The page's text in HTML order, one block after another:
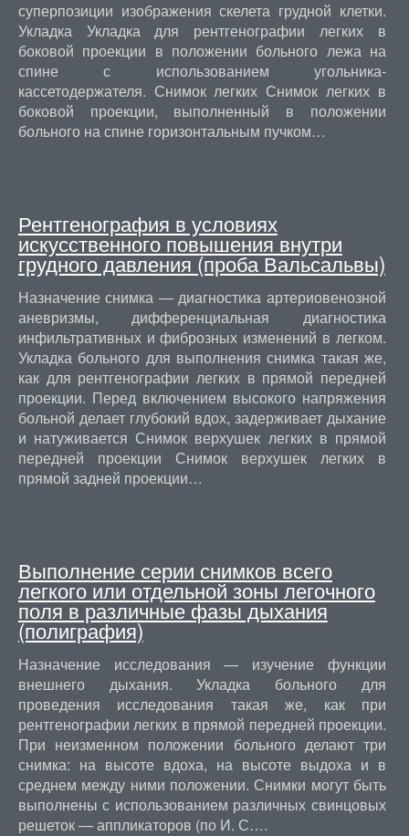
суперпозиции изображения скелета грудной клетки.
Укладка Укладка для рентгенографии легких в
боковой проекции в положении больного лежа на
спине с использованием угольника-
кассетодержателя. Снимок легких Снимок легких в
боковой проекции, выполненный в положении
больного на спине горизонтальным пучком…
Рентгенография в условиях
искусственного повышения внутри
грудного давления (проба Вальсальвы)
Назначение снимка — диагностика артериовенозной
аневризмы, дифференциальная диагностика
инфильтративных и фиброзных изменений в легком.
Укладка больного для выполнения снимка такая же,
как для рентгенографии легких в прямой передней
проекции. Перед включением высокого напряжения
больной делает глубокий вдох, задерживает дыхание
и натуживается Снимок верхушек легких в прямой
передней проекции Снимок верхушек легких в
прямой задней проекции…
Выполнение серии снимков всего
легкого или отдельной зоны легочного
поля в различные фазы дыхания
(полиграфия)
Назначение исследования — изучение функции
внешнего дыхания. Укладка больного для
проведения исследования такая же, как при
рентгенографии легких в прямой передней проекции.
При неизменном положении больного делают три
снимка: на высоте вдоха, на высоте выдоха и в
среднем между ними положении. Снимки могут быть
выполнены с использованием различных свинцовых
решеток — аппликаторов (по И. С….